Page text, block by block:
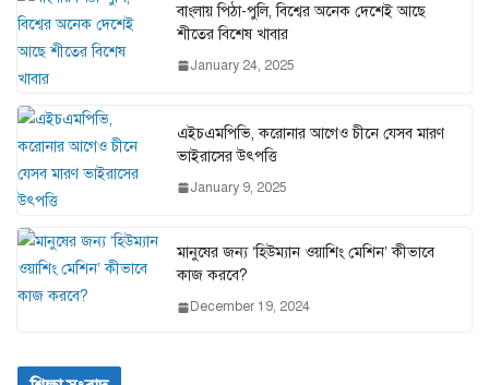
বাংলায় পিঠা-পুলি, বিশ্বের অনেক দেশেই আছে
শীতের বিশেষ খাবার
January 24, 2025
এইচএমপিভি, করোনার আগেও চীনে যেসব মারণ
ভাইরাসের উৎপত্তি
January 9, 2025
মানুষের জন্য ‘হিউম্যান ওয়াশিং মেশিন’ কীভাবে
কাজ করবে?
December 19, 2024